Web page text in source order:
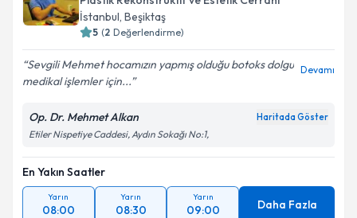
E-posta Adresiniz
Kişisel verilerimin işlenmesine ilişkin
kapsamda işlenmesini kabul ediyorum.
İstanbul, Beşiktaş
5 (2 Değerlendirme)
Sevgili Mehmet hocamızın yapmış olduğu botoks dolgu
medikal işlemler için...
Devamı
Op. Dr. Mehmet Alkan Haritada Göster
Etiler Nispetiye Caddesi, Aydın Sokağı No:1,
En Yakın Saatler
Yarın
08:00
Yarın
08:30
Yarın
09:00 Daha Fazla